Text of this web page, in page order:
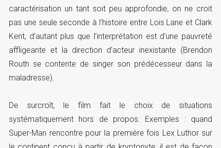
caractérisation un tant soit peu approfondie, on ne croit
pas une seule seconde à l’histoire entre Lois Lane et Clark
Kent, d’autant plus que l’interprétation est d’une pauvreté
affligeante et la direction d’acteur inexistante (Brendon
Routh se contente de singer son prédécesseur dans la
maladresse).
De surcroît, le film fait le choix de situations
systématiquement hors de propos. Exemples : quand
Super-Man rencontre pour la première fois Lex Luthor sur